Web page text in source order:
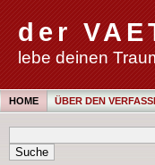
der
lebe deinen
HOME ÜBER DEN